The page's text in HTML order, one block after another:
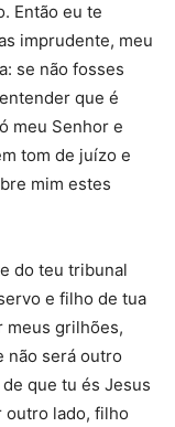
Então eu te
imprudente, meu
se não fosses
que é
meu Senhor e
tom de juízo e
mim estes
do teu tribunal
e filho de tua
meus grilhões,
não será outro
que tu és Jesus
outro lado, filho